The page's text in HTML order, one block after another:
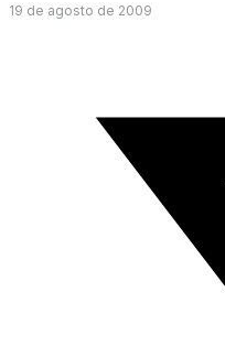
19 de agosto de 2009